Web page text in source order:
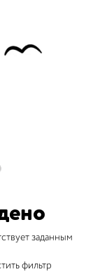
заданным
фильтр